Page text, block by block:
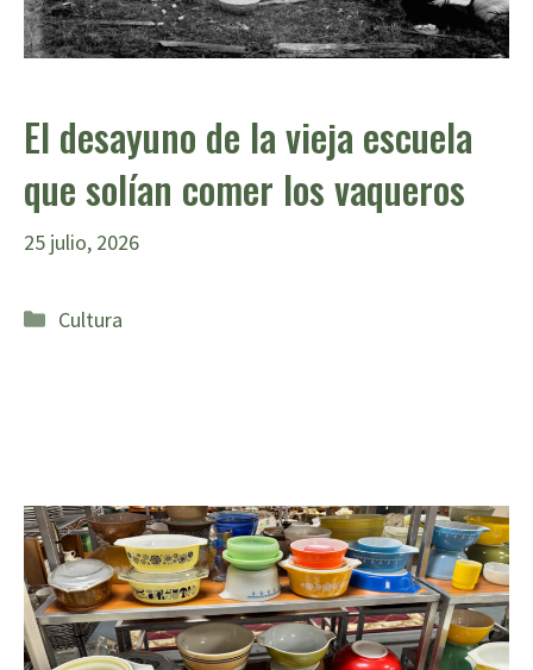
El desayuno de la vieja escuela
que solían comer los vaqueros
25 julio, 2026
Categorías
Cultura